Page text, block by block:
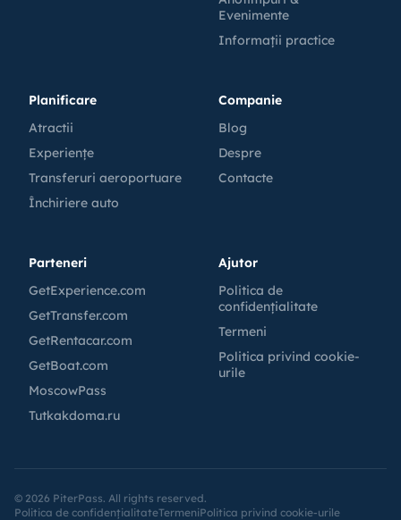
Evenimente
Informații practice
Planificare
Atractii
Experiențe
Transferuri aeroportuare
Închiriere auto
Companie
Blog
Despre
Contacte
Parteneri
GetExperience.com
GetTransfer.com
GetRentacar.com
GetBoat.com
MoscowPass
Tutkakdoma.ru
Ajutor
Politica de
confidențialitate
Termeni
Politica privind cookie-
urile
© 2026 PiterPass. All rights reserved.
Politica de confidențialitateTermeniPolitica privind cookie-urile